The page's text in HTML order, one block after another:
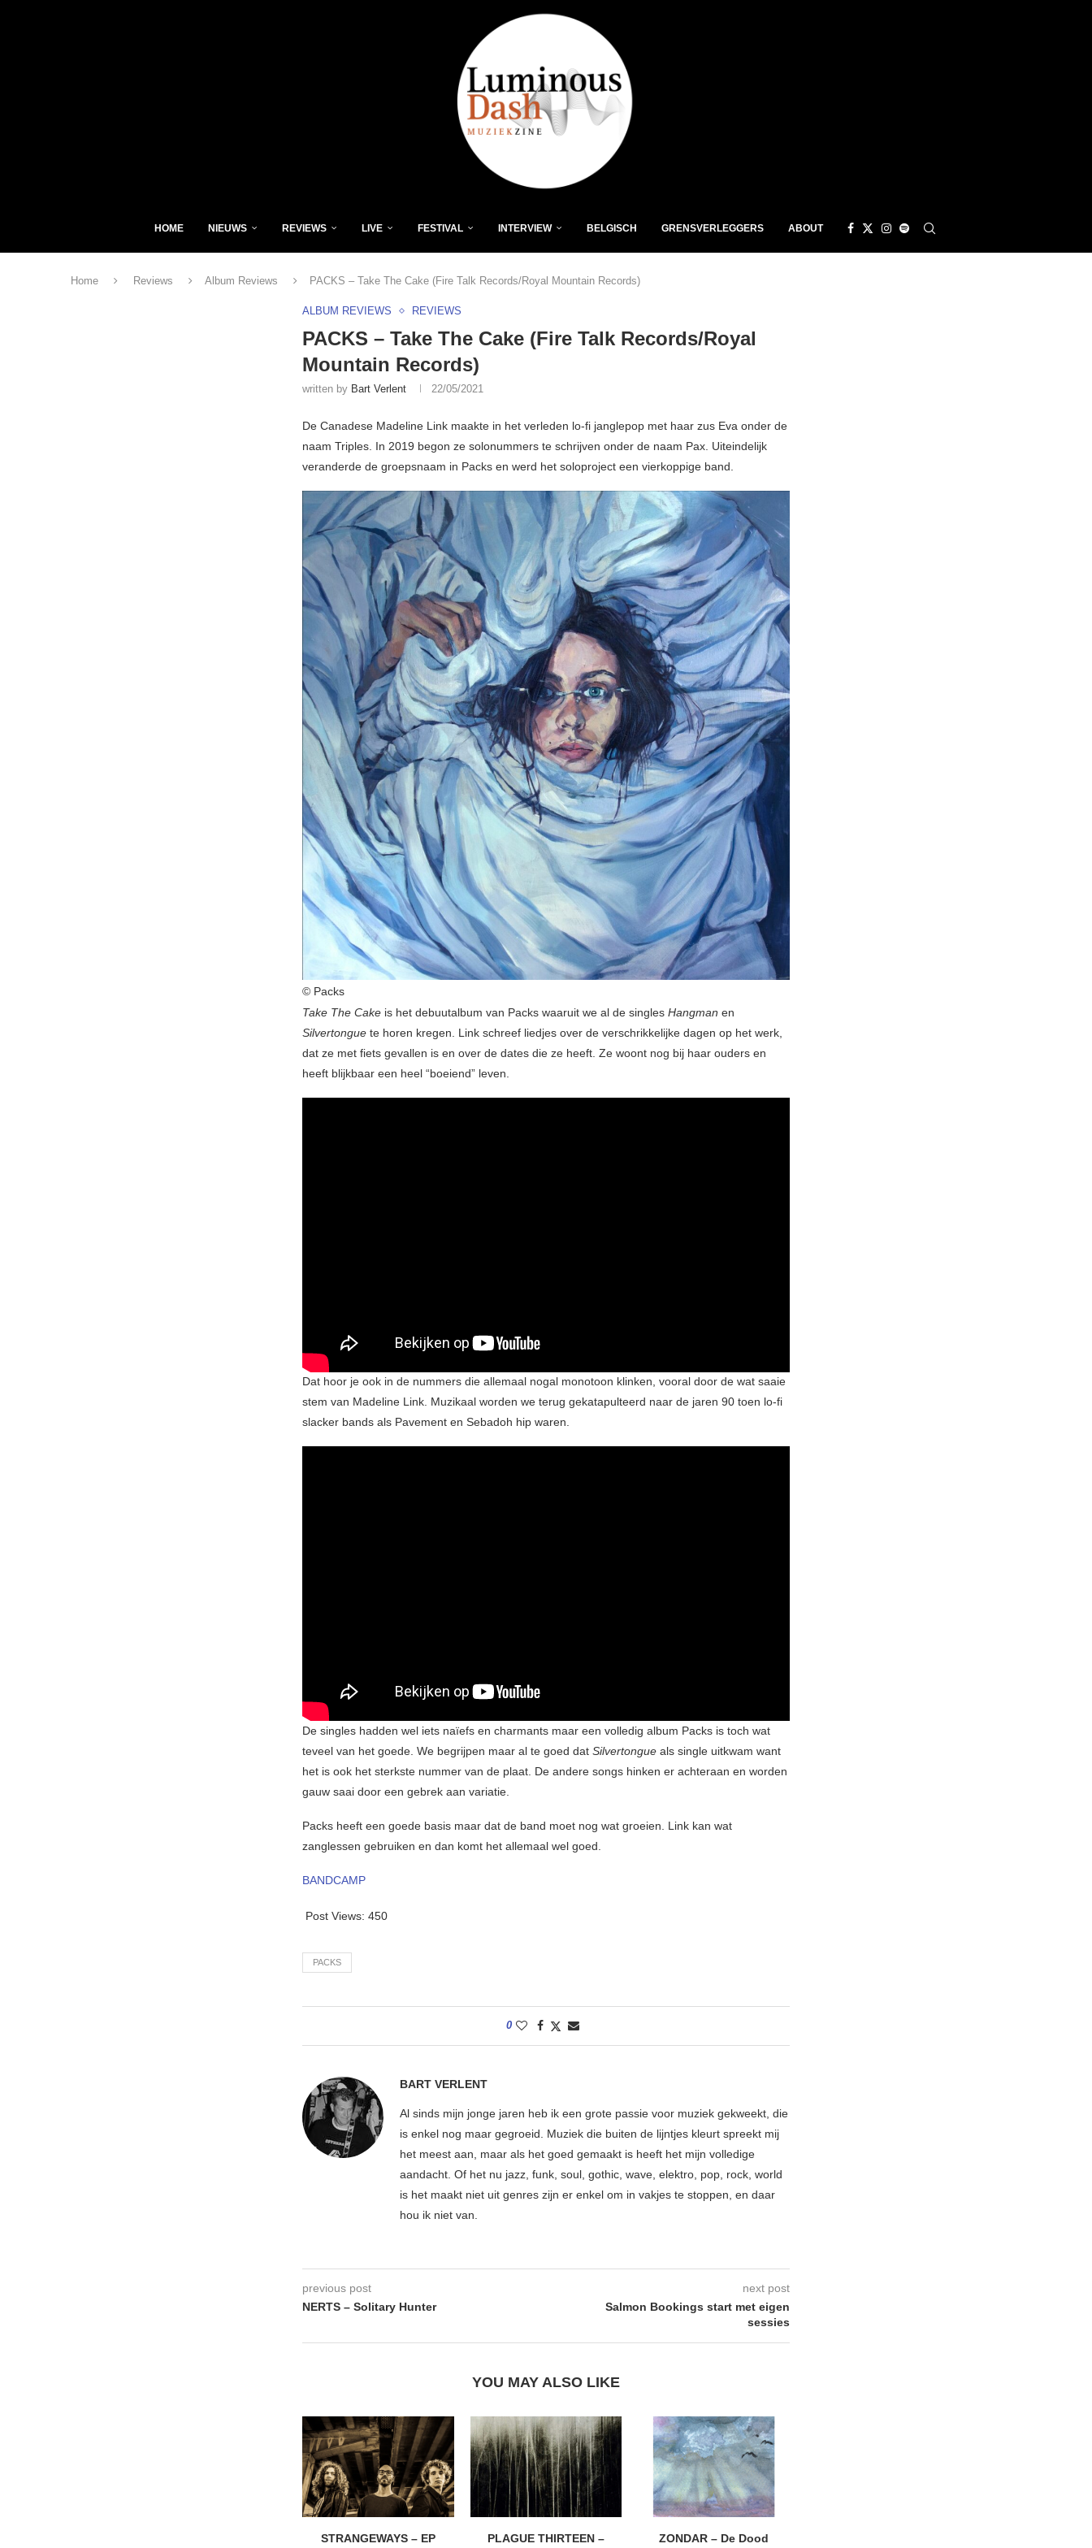
HOME NIEUWS REVIEWS LIVE FESTIVAL INTERVIEW BELGISCH GRENSVERLEGGERS ABOUT
Home Reviews Album Reviews PACKS – Take The Cake (Fire Talk Records/Royal Mountain Records)
ALBUM REVIEWS REVIEWS
PACKS – Take The Cake (Fire Talk Records/Royal
Mountain Records)
written by Bart Verlent 22/05/2021
De Canadese Madeline Link maakte in het verleden lo-fi janglepop met haar zus Eva onder de
naam Triples. In 2019 begon ze solonummers te schrijven onder de naam Pax. Uiteindelijk
veranderde de groepsnaam in Packs en werd het soloproject een vierkoppige band.
© Packs
Take The Cake is het debuutalbum van Packs waaruit we al de singles Hangman en
Silvertongue te horen kregen. Link schreef liedjes over de verschrikkelijke dagen op het werk,
dat ze met fiets gevallen is en over de dates die ze heeft. Ze woont nog bij haar ouders en
heeft blijkbaar een heel “boeiend” leven.
Dat hoor je ook in de nummers die allemaal nogal monotoon klinken, vooral door de wat saaie
stem van Madeline Link. Muzikaal worden we terug gekatapulteerd naar de jaren 90 toen lo-fi
slacker bands als Pavement en Sebadoh hip waren.
De singles hadden wel iets naïefs en charmants maar een volledig album Packs is toch wat
teveel van het goede. We begrijpen maar al te goed dat Silvertongue als single uitkwam want
het is ook het sterkste nummer van de plaat. De andere songs hinken er achteraan en worden
gauw saai door een gebrek aan variatie.
Packs heeft een goede basis maar dat de band moet nog wat groeien. Link kan wat
zanglessen gebruiken en dan komt het allemaal wel goed.
BANDCAMP
Post Views: 450
PACKS
0
BART VERLENT
Al sinds mijn jonge jaren heb ik een grote passie voor muziek gekweekt, die
is enkel nog maar gegroeid. Muziek die buiten de lijntjes kleurt spreekt mij
het meest aan, maar als het goed gemaakt is heeft het mijn volledige
aandacht. Of het nu jazz, funk, soul, gothic, wave, elektro, pop, rock, world
is het maakt niet uit genres zijn er enkel om in vakjes te stoppen, en daar
hou ik niet van.
previous post
NERTS – Solitary Hunter
next post
Salmon Bookings start met eigen
sessies
YOU MAY ALSO LIKE
STRANGEWAYS – EP
PLAGUE THIRTEEN –
ZONDAR – De Dood